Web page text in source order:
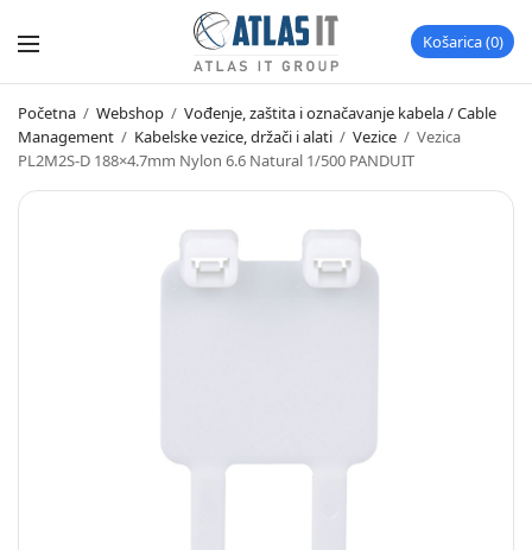
Košarica 0
Početna / Webshop / Vođenje, zaštita i označavanje kabela / Cable
Management / Kabelske vezice, držači i alati / Vezice / Vezica
PL2M2S-D 188×4.7mm Nylon 6.6 Natural 1/500 PANDUIT